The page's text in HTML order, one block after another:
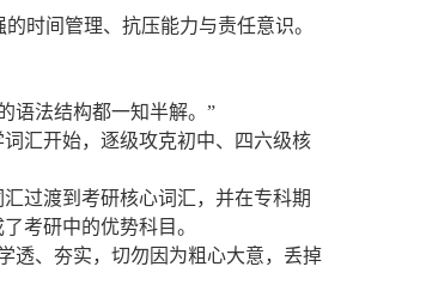
时间管理、抗压能力与责任意识。
语法结构都一知半解。”
汇开始，逐级攻克初中、四六级核
过渡到考研核心词汇，并在专科期
考研中的优势科目。
透、夯实，切勿因为粗心大意，丢掉